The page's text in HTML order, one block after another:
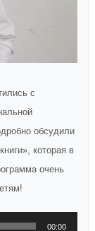
с
обсудили
которая в
очень
00:00